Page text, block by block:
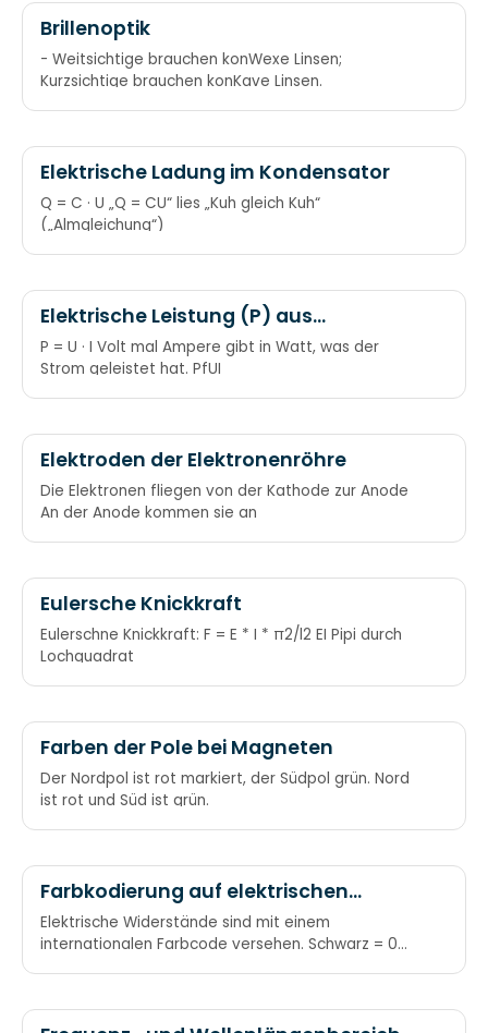
Brillenoptik
- Weitsichtige brauchen konWexe Linsen;
Kurzsichtige brauchen konKave Linsen.
Elektrische Ladung im Kondensator
Q = C · U „Q = CU“ lies „Kuh gleich Kuh“
(„Almgleichung“)
Elektrische Leistung (P) aus
Stromstärke (I) und Spannung (U)
P = U · I Volt mal Ampere gibt in Watt, was der
Strom geleistet hat. PfUI
Elektroden der Elektronenröhre
Die Elektronen fliegen von der Kathode zur Anode
An der Anode kommen sie an
Eulersche Knickkraft
Eulerschne Knickkraft: F = E * I * π2/l2 EI Pipi durch
Lochquadrat
Farben der Pole bei Magneten
Der Nordpol ist rot markiert, der Südpol grün. Nord
ist rot und Süd ist grün.
Farbkodierung auf elektrischen
Widerständen
Elektrische Widerstände sind mit einem
internationalen Farbcode versehen. Schwarz = 0